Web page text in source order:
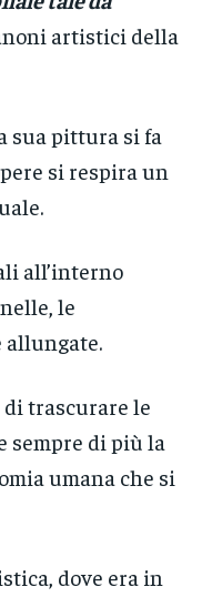
artistici della
sua pittura si fa
si respira un
all’interno
le
allungate.
di trascurare le
sempre di più la
umana che si
dove era in